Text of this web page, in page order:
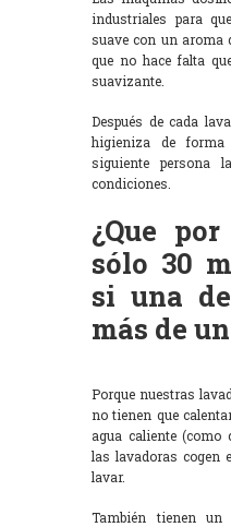
industriales para
suave con un aroma
que no hace falta
suavizante.
Después de cada
higieniza de forma
siguiente persona
condiciones.
¿Que
sólo 30
si una
más de
Porque nuestras
no tienen que
agua caliente (como
las lavadoras cogen
lavar.
También tienen